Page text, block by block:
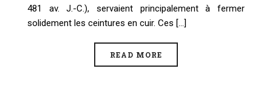
481 av. J.-C.), servaient principalement à fermer
solidement les ceintures en cuir. Ces [...]
READ MORE